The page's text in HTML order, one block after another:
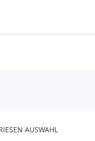
AUSWAHL